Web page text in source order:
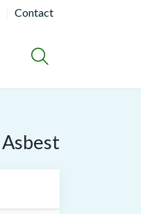
Contact
ZOEKEN
Asbest